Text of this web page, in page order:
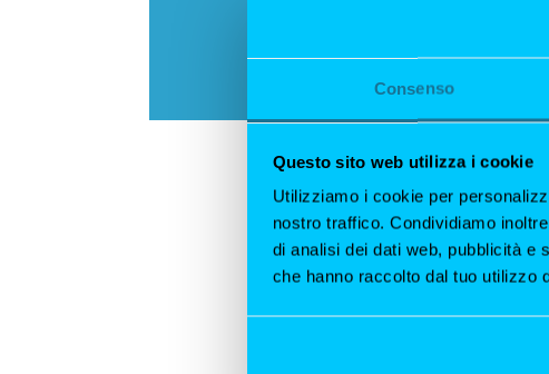
Consenso
Questo sito web utilizza i cookie
Utilizziamo i cookie per
nostro traffico. Condividiamo
di analisi dei dati web, pubblicità e
che hanno raccolto dal tuo utilizzo